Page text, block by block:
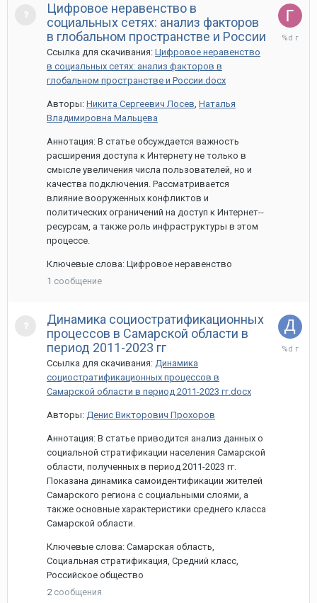
Цифровое неравенство в
социальных сетях: анализ факторов
в глобальном пространстве и России
Ссылка для скачивания: Цифровое неравенство
в социальных сетях: анализ факторов в
глобальном пространстве и России.docx
Авторы: Никита Сергеевич Лосев, Наталья
Владимировна Мальцева
Аннотация: В статье обсуждается важность
расширения доступа к Интернету не только в
смысле увеличения числа пользователей, но и
качества подключения. Рассматривается
влияние вооруженных конфликтов и
политических ограничений на доступ к Интернет--
ресурсам, а также роль инфраструктуры в этом
процессе.
Ключевые слова: Цифровое неравенство
1 сообщение
28
Динамика социостратификационных
процессов в Самарской области в
период 2011-2023 гг
Ссылка для скачивания: Динамика
социостратификационных процессов в
Самарской области в период 2011-2023 гг.docx
Авторы: Денис Викторович Прохоров
Аннотация: В статье приводится анализ данных о
социальной стратификации населения Самарской
области, полученных в период 2011-2023 гг.
Показана динамика самоидентификации жителей
Самарского региона с социальными слоями, а
также основные характеристики среднего класса
Самарской области.
Ключевые слова: Самарская область,
Социальная стратификация, Средний класс,
Российское общество
2 сообщения
29